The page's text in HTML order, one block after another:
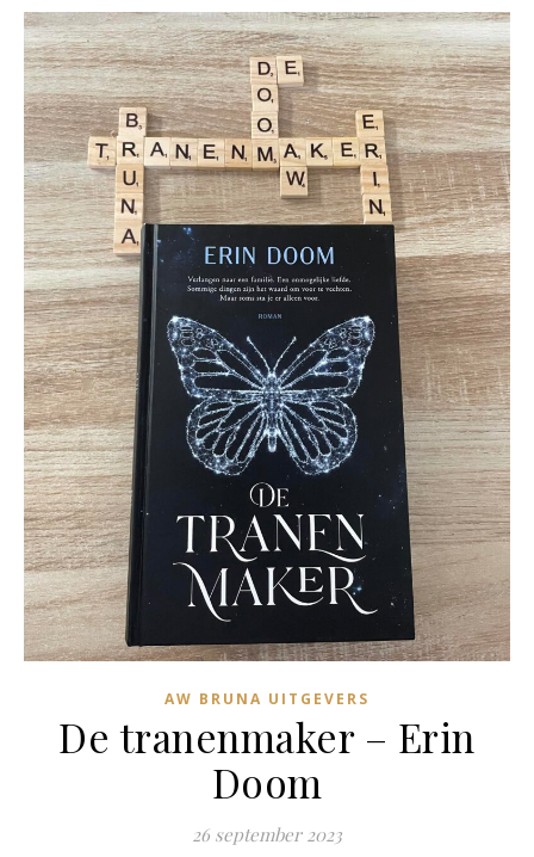
AW BRUNA UITGEVERS
De tranenmaker – Erin
Doom
26 september 2023